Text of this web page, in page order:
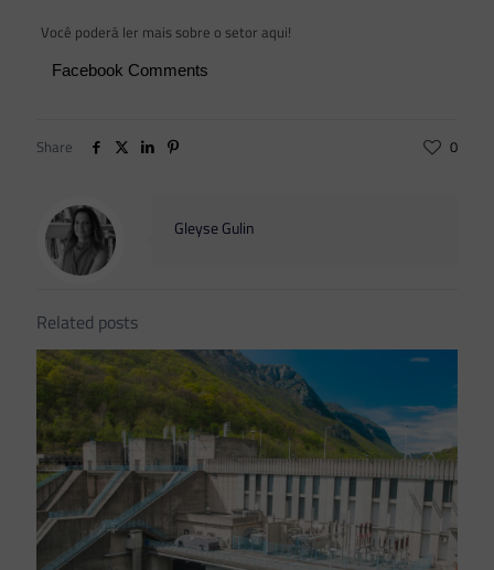
Você poderá ler mais sobre o setor aqui!
Facebook Comments
Share 0
Gleyse Gulin
Related posts